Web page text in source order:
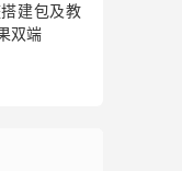
搭建包及教
双端